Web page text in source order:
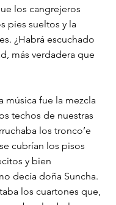
los cangrejeros
pies sueltos y la
¿Habrá escuchado
más verdadera que
música fue la mezcla
techos de nuestras
los tronco’e
cubrían los pisos
y bien
decía doña Suncha.
los cuartones que,